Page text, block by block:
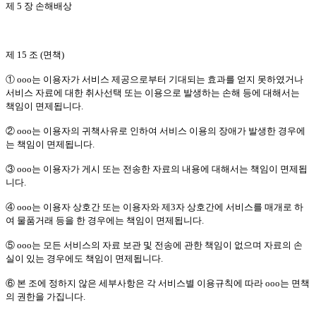
제 5 장 손해배상
제 15 조 (면책)
① ooo는 이용자가 서비스 제공으로부터 기대되는 효과를 얻지 못하였거나
서비스 자료에 대한 취사선택 또는 이용으로 발생하는 손해 등에 대해서는
책임이 면제됩니다.
② ooo는 이용자의 귀책사유로 인하여 서비스 이용의 장애가 발생한 경우에
는 책임이 면제됩니다.
③ ooo는 이용자가 게시 또는 전송한 자료의 내용에 대해서는 책임이 면제됩
니다.
④ ooo는 이용자 상호간 또는 이용자와 제3자 상호간에 서비스를 매개로 하
여 물품거래 등을 한 경우에는 책임이 면제됩니다.
⑤ ooo는 모든 서비스의 자료 보관 및 전송에 관한 책임이 없으며 자료의 손
실이 있는 경우에도 책임이 면제됩니다.
⑥ 본 조에 정하지 않은 세부사항은 각 서비스별 이용규칙에 따라 ooo는 면책
의 권한을 가집니다.